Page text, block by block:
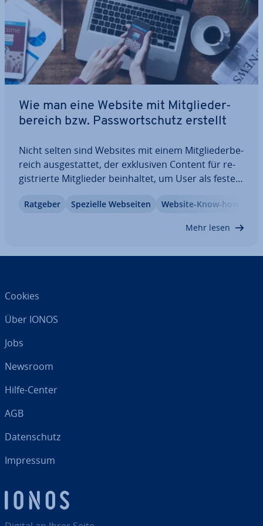
Wie man eine Website mit Mit­glie­der­
be­reich bzw. Pass­wort­schutz erstellt
Nicht selten sind Websites mit einem Mit­glie­der­be­
reich aus­ge­stat­tet, der ex­klu­si­ven Content für re­
gis­trier­te Mit­glie­der be­inhal­tet, um User als feste
Sektionen Ihrer Website mit einem Passwort
Ratgeber Spezielle Webseiten Website-Know-how
Mehr lesen
Cookies
Über IONOS
Jobs
Newsroom
Hilfe-Center
AGB
Da­ten­schutz
Impressum